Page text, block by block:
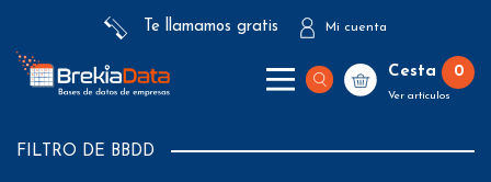
Te llamamos gratis Mi cuenta
Cesta 0
Ver artículos
FILTRO DE BBDD